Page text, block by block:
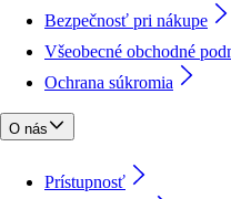
Bezpečnosť pri nákupe
Všeobecné obchodné
Ochrana súkromia
O nás
Prístupnosť